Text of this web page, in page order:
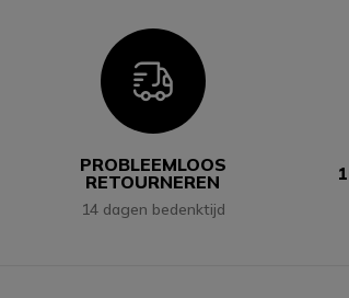
Icon
PROBLEEMLOOS
RETOURNEREN
14 dagen bedenktijd